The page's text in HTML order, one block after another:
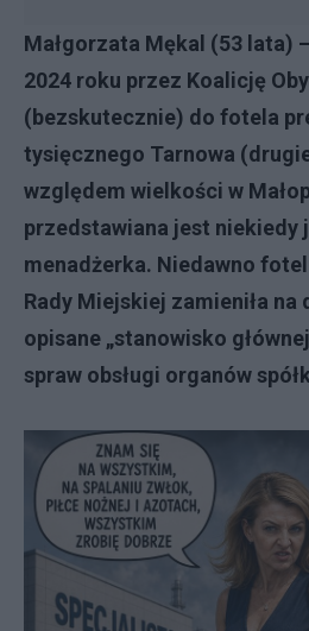
Małgorzata Mękal (53 lata)
2024 roku przez Koalicję
(bezskutecznie) do fotela
tysięcznego Tarnowa
względem wielkości w
przedstawiana jest niekiedy
menadżerka. Niedawno
Rady Miejskiej zamieniła
opisane „stanowisko
spraw obsługi organów